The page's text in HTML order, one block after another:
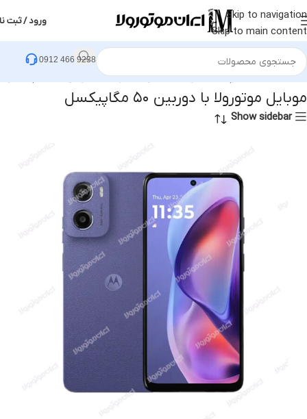
Skip to navigation
Skip to main content
ورود / ثبت
0912 466 9238
خانه محصولات برچسب خورده “موبایل موتورولا با دوربین ۵۰ مگاپیکسل”
موبایل موتورولا با دوربین ۵۰ مگاپیکسل
Show sidebar